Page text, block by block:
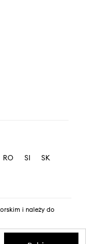
RO SI
SK
i należy do